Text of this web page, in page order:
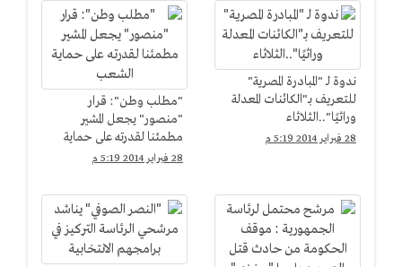
ندوة لـ "المبادرة المصرية"
للتعريف بـ"الكائنات المعدلة
وراثيًا"..الثلاثاء
28 فبراير 2014 5:19 م
"مطلب وطن": قرار
"منصور" يجعل المشير
مطمئنا لقدرته على حماية
الشعب
28 فبراير 2014 5:19 م